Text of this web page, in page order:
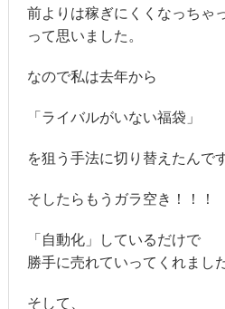
前よりは稼ぎにくくなっちゃ
って思いました。
なので私は去年から
「ライバルがいない福袋」
を狙う手法に切り替えたんです
そしたらもうガラ空き！！！
「自動化」しているだけで
勝手に売れていってくれまし
そして、